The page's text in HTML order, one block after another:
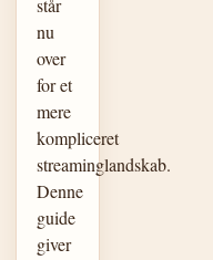
står
nu
over
for et
mere
kompliceret
streaminglandskab.
Denne
guide
giver